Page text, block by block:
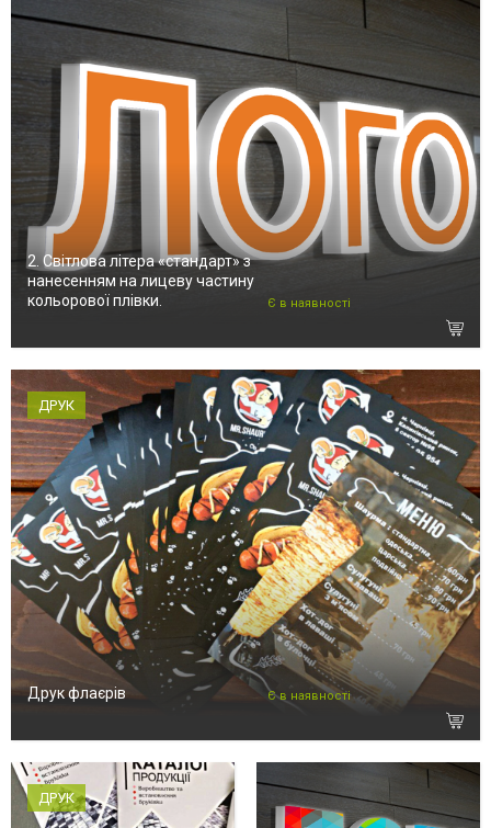
2. Світлова літера «стандарт» з
нанесенням на лицеву частину
кольорової плівки.
Є в наявності
ДРУК
Друк флаєрів Є в наявності
ДРУК